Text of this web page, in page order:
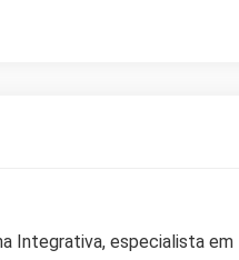
Integrativa, especialista em